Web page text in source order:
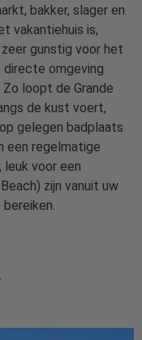
bakker, slager en
vakantiehuis is,
gunstig voor het
directe omgeving
loopt de Grande
de kust voert,
gelegen badplaats
een regelmatige
voor een
zijn vanuit uw